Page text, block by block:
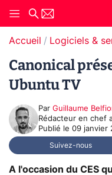
Accueil Logiciels &
Canonical
Ubuntu TV
Par Guillaume
Rédacteur en chef
Publié le 09 janvier
Suivez-nous
A l'occasion du CES